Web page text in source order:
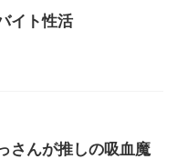
イト性活
さんが推しの吸血魔